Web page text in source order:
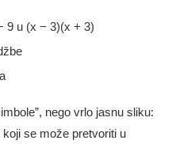
9 u (x − 3)(x + 3)
nego vrlo jasnu sliku:
se može pretvoriti u